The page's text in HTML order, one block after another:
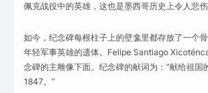
佩克战役中的英雄，这也是墨西哥历史上令人悲伤
如今，纪念碑每根柱子上的壁龛里都存放了一个
年轻军事英雄的遗体。Felipe Santiago
念碑的主雕像下面。纪念碑的献词为：“献给祖国
1847。”